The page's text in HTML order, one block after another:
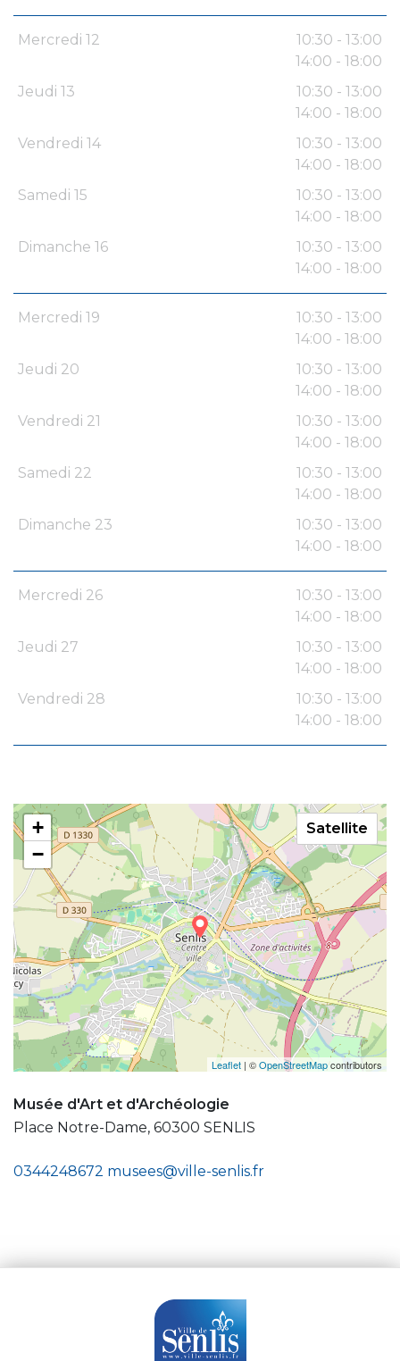
Mercredi 12
10:30 - 13:00
14:00 - 18:00
Jeudi 13
10:30 - 13:00
14:00 - 18:00
Vendredi 14
10:30 - 13:00
14:00 - 18:00
Samedi 15
10:30 - 13:00
14:00 - 18:00
Dimanche 16
10:30 - 13:00
14:00 - 18:00
Mercredi 19
10:30 - 13:00
14:00 - 18:00
Jeudi 20
10:30 - 13:00
14:00 - 18:00
Vendredi 21
10:30 - 13:00
14:00 - 18:00
Samedi 22
10:30 - 13:00
14:00 - 18:00
Dimanche 23
10:30 - 13:00
14:00 - 18:00
Mercredi 26
10:30 - 13:00
14:00 - 18:00
Jeudi 27
10:30 - 13:00
14:00 - 18:00
Vendredi 28
10:30 - 13:00
14:00 - 18:00
+
−
Leaflet | ©OpenStreetMapcontributors
Satellite
Musée d'Art et d'Archéologie
Place Notre-Dame, 60300 SENLIS
0344248672 musees@ville-senlis.fr